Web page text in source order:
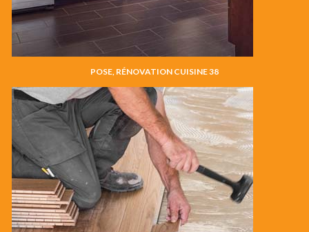
POSE, RÉNOVATION CUISINE 38